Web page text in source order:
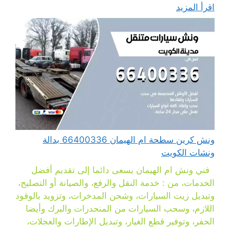
اقرأ المزيد
ونش كرين سطحة ام الهيمان 66400336 بدالة
ونشات الكويت
فني ونش ام الهيمان يسعى دائما إلى تقديم أفضل
الخدمات، من : خدمة النقل والرفع، والصيانة أو التصليح،
وتبديل زيت السيارات، وشحن المدخرات، وتزويد بالوقود
اللازم، وسحب السيارات من المنحدرات والبرك وأيضا
الحفر، وتوفير قطع الغيار، وتبديل الإطارات والعجلات،